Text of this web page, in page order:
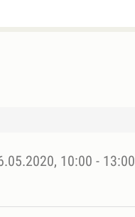
10:00 - 13:00